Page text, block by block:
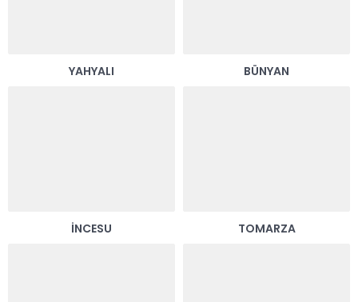
YAHYALI BÜNYAN
İNCESU TOMARZA